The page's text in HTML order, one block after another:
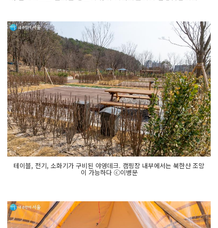
테이블, 전기, 소화기가 구비된 야영데크. 캠핑장 내부에서는 북한산 조망
이 가능하다 ⓒ이병문